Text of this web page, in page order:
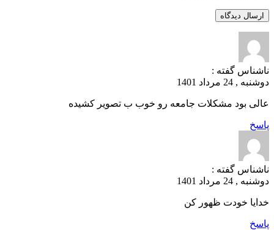
ناشناس گفته :
دوشنبه , 24 مرداد 1401
عالی بود مشکلات جامعه رو خوب ب تصویر کشیده
پاسخ
ناشناس گفته :
دوشنبه , 24 مرداد 1401
خدایا خودت ظهور کن
پاسخ